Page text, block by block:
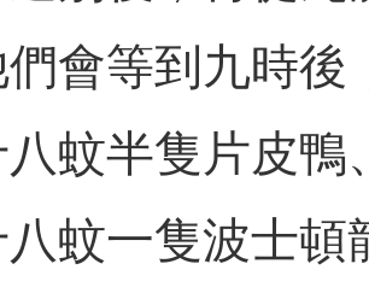
會等到九時後
蚊半隻片皮鴨
八蚊一隻波士